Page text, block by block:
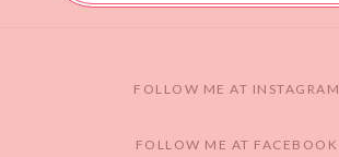
FOLLOW ME AT INSTAGRAM
FOLLOW ME AT FACEBOOK